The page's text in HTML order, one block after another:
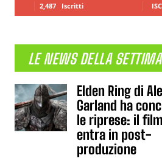
2,487 Iscritti
LE NEWS DELLA
Elden Ring di
Garland ha
le riprese: il
entra in post-
produzione